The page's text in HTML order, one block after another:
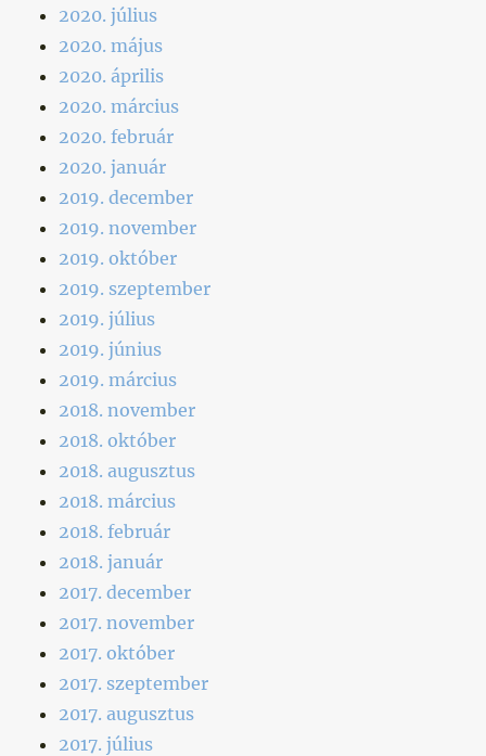
2020. július
2020. május
2020. április
2020. március
2020. február
2020. január
2019. december
2019. november
2019. október
2019. szeptember
2019. július
2019. június
2019. március
2018. november
2018. október
2018. augusztus
2018. március
2018. február
2018. január
2017. december
2017. november
2017. október
2017. szeptember
2017. augusztus
2017. július